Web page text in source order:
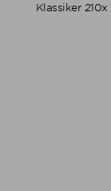
Klassiker